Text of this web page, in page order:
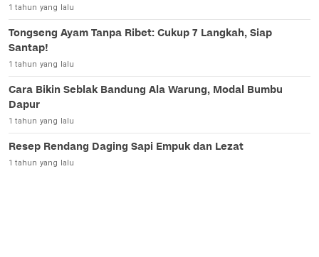
1 tahun yang lalu
Tongseng Ayam Tanpa Ribet: Cukup 7 Langkah, Siap
Santap!
1 tahun yang lalu
Cara Bikin Seblak Bandung Ala Warung, Modal Bumbu
Dapur
1 tahun yang lalu
Resep Rendang Daging Sapi Empuk dan Lezat
1 tahun yang lalu